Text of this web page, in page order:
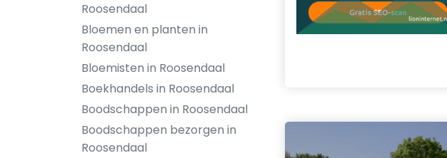
Roosendaal
Bloemen en planten in
Roosendaal
Bloemisten in Roosendaal
Boekhandels in Roosendaal
Boodschappen in Roosendaal
Boodschappen bezorgen in
Roosendaal